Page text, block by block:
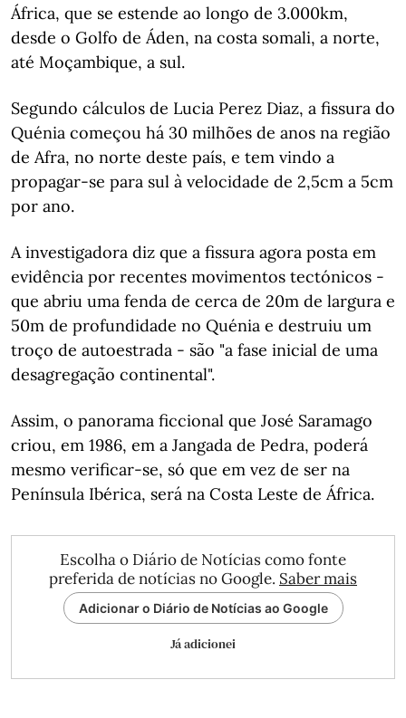
África, que se estende ao longo de 3.000km,
desde o Golfo de Áden, na costa somali, a norte,
até Moçambique, a sul.
Segundo cálculos de Lucia Perez Diaz, a fissura do
Quénia começou há 30 milhões de anos na região
de Afra, no norte deste país, e tem vindo a
propagar-se para sul à velocidade de 2,5cm a 5cm
por ano.
A investigadora diz que a fissura agora posta em
evidência por recentes movimentos tectónicos -
que abriu uma fenda de cerca de 20m de largura e
50m de profundidade no Quénia e destruiu um
troço de autoestrada - são "a fase inicial de uma
desagregação continental".
Assim, o panorama ficcional que José Saramago
criou, em 1986, em a Jangada de Pedra, poderá
mesmo verificar-se, só que em vez de ser na
Península Ibérica, será na Costa Leste de África.
Escolha o Diário de Notícias como fonte
preferida de notícias no Google. Saber mais
Adicionar o Diário de Notícias ao Google
Já adicionei